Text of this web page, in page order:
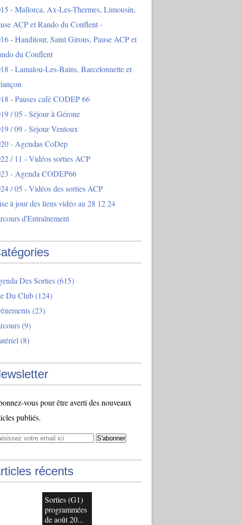
- Mallorca, Ax-Les-Thermes, Limousin,
ACP et Rando du Conflent -
- Handitour, Saint Girons, Pause ACP et
du Conflent
- Lamalou-Les-Bains, Barcelonnette et
- Pauses café CODEP 66
/ 05 - Séjour à Gérone
/ 09 - Séjour Ventoux
- Agendas CoDep
/ 11 - Vidéos sorties ACP
- Agenda CODEP66
/ 05 - Vidéos des sorties ACP
à jour des liens vidéo au 28 12 24
d'Entraînement
Des Sorties(615)
Du Club(124)
(23)
(9)
(8)
vous pour être averti des nouveaux
publiés.
récents
Sorties (G1)
programmées
de août 20...